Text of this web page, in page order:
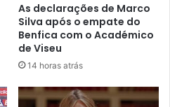
As declarações de Marco
Silva após o empate do
Benfica com o Académico
de Viseu
14 horas atrás